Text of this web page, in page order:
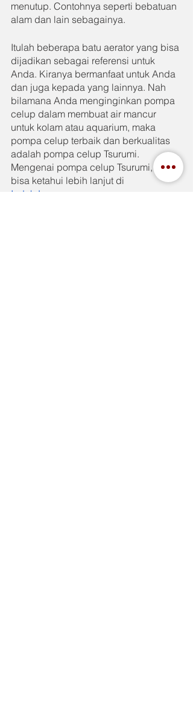
menutup. Contohnya seperti bebatuan
alam dan lain sebagainya.
Itulah beberapa batu aerator yang bisa
dijadikan sebagai referensi untuk
Anda. Kiranya bermanfaat untuk Anda
dan juga kepada yang lainnya. Nah
bilamana Anda menginginkan pompa
celup dalam membuat air mancur
untuk kolam atau aquarium, maka
pompa celup terbaik dan berkualitas
adalah pompa celup Tsurumi.
Mengenai pompa celup Tsurumi, Anda
bisa ketahui lebih lanjut di
IndahJaya.com